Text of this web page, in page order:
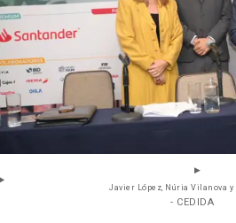
Javier López, Núria Vilanova
- CEDIDA